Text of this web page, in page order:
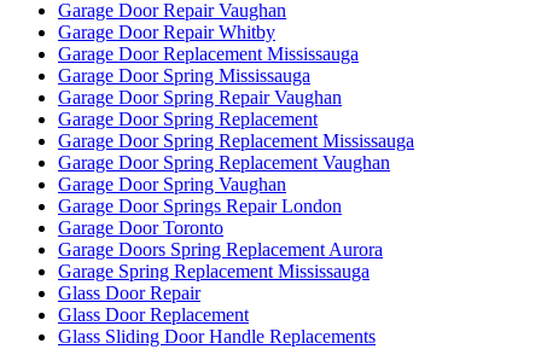
Garage Door Repair Vaughan
Garage Door Repair Whitby
Garage Door Replacement Mississauga
Garage Door Spring Mississauga
Garage Door Spring Repair Vaughan
Garage Door Spring Replacement
Garage Door Spring Replacement Mississauga
Garage Door Spring Replacement Vaughan
Garage Door Spring Vaughan
Garage Door Springs Repair London
Garage Door Toronto
Garage Doors Spring Replacement Aurora
Garage Spring Replacement Mississauga
Glass Door Repair
Glass Door Replacement
Glass Sliding Door Handle Replacements